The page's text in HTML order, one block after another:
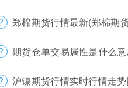
郑棉期货行情最新(郑棉期
期货仓单交易属性是什么
沪镍期货行情实时行情走